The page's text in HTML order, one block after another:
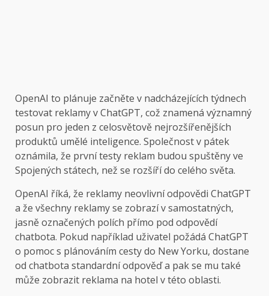
OpenAI to plánuje začněte v nadcházejících týdnech
testovat reklamy v ChatGPT, což znamená významný
posun pro jeden z celosvětově nejrozšířenějších
produktů umělé inteligence. Společnost v pátek
oznámila, že první testy reklam budou spuštěny ve
Spojených státech, než se rozšíří do celého světa.
OpenAI říká, že reklamy neovlivní odpovědi ChatGPT
a že všechny reklamy se zobrazí v samostatných,
jasně označených polích přímo pod odpovědí
chatbota. Pokud například uživatel požádá ChatGPT
o pomoc s plánováním cesty do New Yorku, dostane
od chatbota standardní odpověď a pak se mu také
může zobrazit reklama na hotel v této oblasti.